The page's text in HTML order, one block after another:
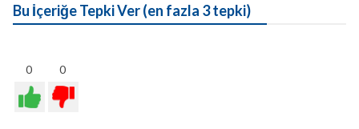
Bu İçeriğe Tepki Ver (en fazla 3 tepki)
0 0